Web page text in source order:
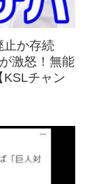
止か存続
激怒！無能
KSLチャン